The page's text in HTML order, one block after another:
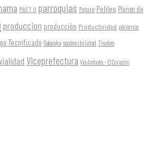
PACT II parroquias Patate Pelileo Planes de
produccion producción Productividad páramos
Tecnificado Salasaka sostenibilidad Tisaleo
Viceprefectura Vía Ambato - El Corazón